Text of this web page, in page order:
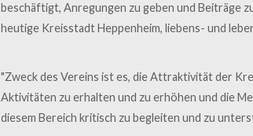
beschäftigt, Anregungen zu geben und Beiträge
heutige Kreisstadt Heppenheim, liebens- und
"Zweck des Vereins ist es, die Attraktivität der
Aktivitäten zu erhalten und zu erhöhen und die
diesem Bereich kritisch zu begleiten und zu